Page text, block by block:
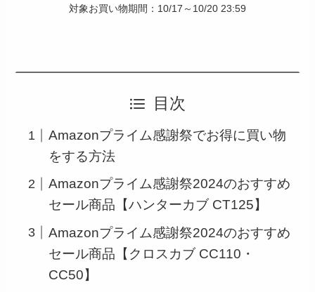
対象お買い物期間：10/17～10/20 23:59
目次
Amazonプライム感謝祭でお得に買い物
をする方法
Amazonプライム感謝祭2024のおすすめ
セール商品【ハンターカブ CT125】
Amazonプライム感謝祭2024のおすすめ
セール商品【クロスカブ CC110・
CC50】